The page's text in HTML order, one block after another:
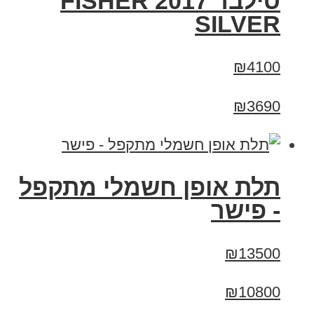
SILVER
₪4100
₪3690
תלת אופן חשמלי מתקפל
- פישר
₪13500
₪10800